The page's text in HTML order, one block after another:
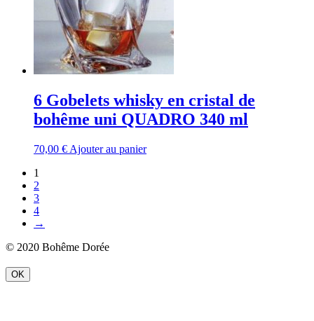
6 Gobelets whisky en cristal de
bohême uni QUADRO 340 ml
70,00 € Ajouter au panier
1
2
3
4
→
© 2020 Bohême Dorée
OK